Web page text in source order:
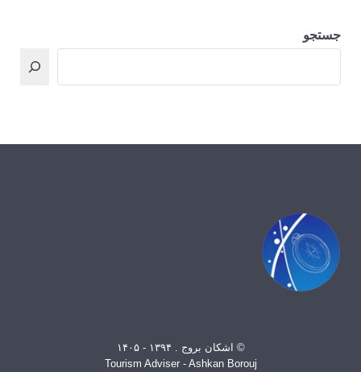
جستجو
© اشکان بروج . ۱۳۹۴ - ۱۴۰۵
Tourism Adviser - Ashkan Borouj